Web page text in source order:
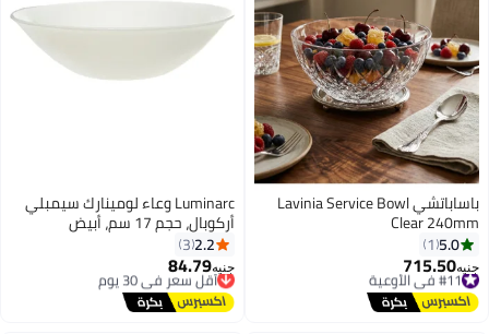
باساباتشي Lavinia Service Bowl
Clear
5.0
1
715.50
#11 في الأوعية
توصيل مجاني
#11 في الأوعية
Luminarc وعاء لومينارك سيمبلي
أركوبال، حجم 17 سم، أبيض
2.2
3
جنيه84.79
أقل سعر في 30 يوم
توصيل مجاني
أقل سعر في 30 يوم